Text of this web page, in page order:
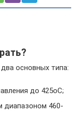
основных типа:
до 425оС;
диапазоном 460-